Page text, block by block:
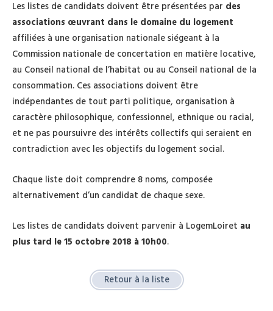
Les listes de candidats doivent être présentées par des
associations œuvrant dans le domaine du logement
affiliées à une organisation nationale siégeant à la
Commission nationale de concertation en matière locative,
au Conseil national de l’habitat ou au Conseil national de la
consommation. Ces associations doivent être
indépendantes de tout parti politique, organisation à
caractère philosophique, confessionnel, ethnique ou racial,
et ne pas poursuivre des intérêts collectifs qui seraient en
contradiction avec les objectifs du logement social.
Chaque liste doit comprendre 8 noms, composée
alternativement d’un candidat de chaque sexe.
Les listes de candidats doivent parvenir à LogemLoiret au
plus tard le 15 octobre 2018 à 10h00.
Retour à la liste